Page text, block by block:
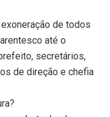
de todos
até o
secretários,
de direção e chefia